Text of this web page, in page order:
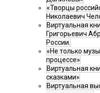
«Творцы
Николаевич
Виртуальная
Григорьевич
России.
«Не только
процессе»
Виртуальная
сказками»
Виртуальная